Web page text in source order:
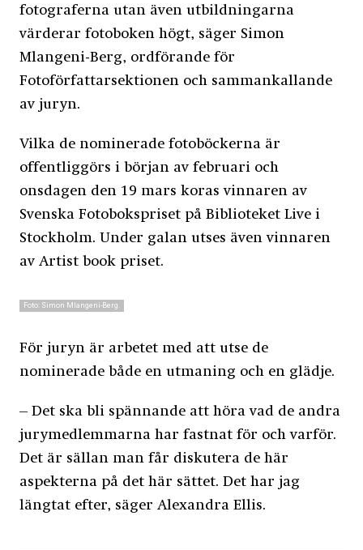
fotograferna utan även utbildningarna
värderar fotoboken högt, säger Simon
Mlangeni-Berg, ordförande för
Fotoförfattarsektionen och sammankallande
av juryn.
Vilka de nominerade fotoböckerna är
offentliggörs i början av februari och
onsdagen den 19 mars koras vinnaren av
Svenska Fotobokspriset på Biblioteket Live i
Stockholm. Under galan utses även vinnaren
av Artist book priset.
Foto: Simon Mlangeni-Berg.
För juryn är arbetet med att utse de
nominerade både en utmaning och en glädje.
– Det ska bli spännande att höra vad de andra
jurymedlemmarna har fastnat för och varför.
Det är sällan man får diskutera de här
aspekterna på det här sättet. Det har jag
längtat efter, säger Alexandra Ellis.